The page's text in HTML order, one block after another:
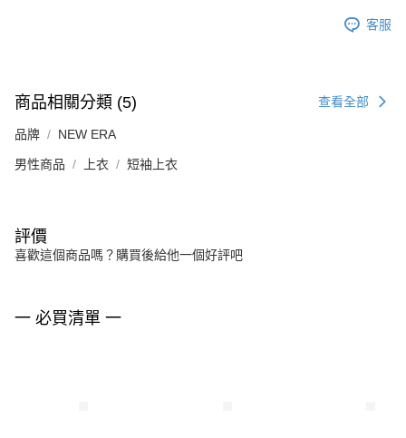
客服
商品相關分類 (5) 查看全部
品牌 NEW ERA
男性商品 上衣 短袖上衣
評價
喜歡這個商品嗎？購買後給他一個好評吧
一 必買清單 一